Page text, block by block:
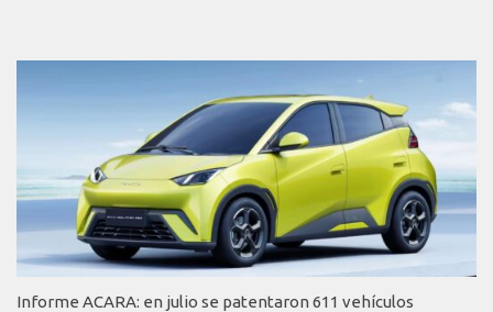
Informe ACARA: en julio se patentaron 611 vehículos